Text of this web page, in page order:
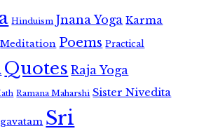
Hinduism Jnana Yoga Karma
Meditation Poems Practical
Quotes Raja Yoga
Ramana Maharshi Sister Nivedita
Sri